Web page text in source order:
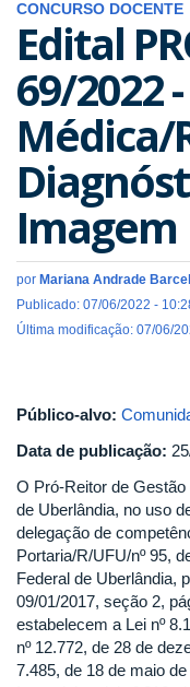
CONCURSO DOCENTE
Edital
69/2022
Médica/
Imagem
por Mariana Andrade
Publicado: 07/06/2022 -
Última modificação: 07/06/
Público-alvo:
Data de publicação:
O Pró-Reitor de
de Uberlândia, no uso
delegação de
Portaria/R/UFU/nº 95,
Federal de Uberlândia,
09/01/2017, seção 2,
estabelecem a Lei nº
nº 12.772, de 28 de
7.485, de 18 de maio